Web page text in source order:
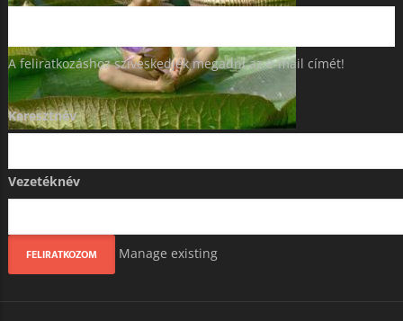
A feliratkozáshoz szíveskedjék megadni az e-mail címét!
Keresztnév
Vezetéknév
Manage existing